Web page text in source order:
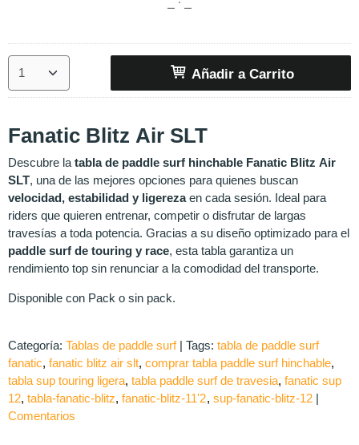
Añadir a Carrito
Fanatic Blitz Air SLT
Descubre latabla de paddle surf hinchable Fanatic Blitz Air
SLT, una de las mejores opciones para quienes buscan
velocidad, estabilidad y ligerezaen cada sesión. Ideal para
riders que quieren entrenar, competir o disfrutar de largas
travesías a toda potencia. Gracias a su diseño optimizado para el
paddle surf de touring y race, esta tabla garantiza un
rendimiento top sin renunciar a la comodidad del transporte.
Disponible con Pack o sin pack.
Categoría: Tablas de paddle surf | Tags: tabla de paddle surf
fanatic fanatic blitz air slt comprar tabla paddle surf hinchable
tabla sup touring ligera tabla paddle surf de travesia fanatic sup
12 tabla-fanatic-blitz fanatic-blitz-11'2 sup-fanatic-blitz-12 |
Comentarios